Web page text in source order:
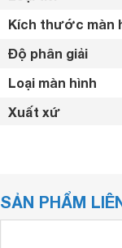
dụng có thể
đầu với khẩu
Kích thước màn
Độ phân giải
Loại màn hình
Xuất xứ
Cổng HDMI
SẢN PHẨM